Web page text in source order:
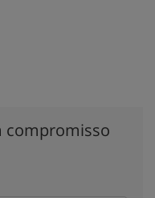
compromisso